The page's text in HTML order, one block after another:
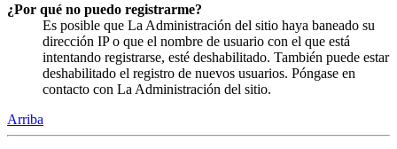
¿Por qué no puedo registrarme?
Es posible que La Administración del sitio haya baneado su
dirección IP o que el nombre de usuario con el que está
intentando registrarse, esté deshabilitado. También puede estar
deshabilitado el registro de nuevos usuarios. Póngase en
contacto con La Administración del sitio.
Arriba